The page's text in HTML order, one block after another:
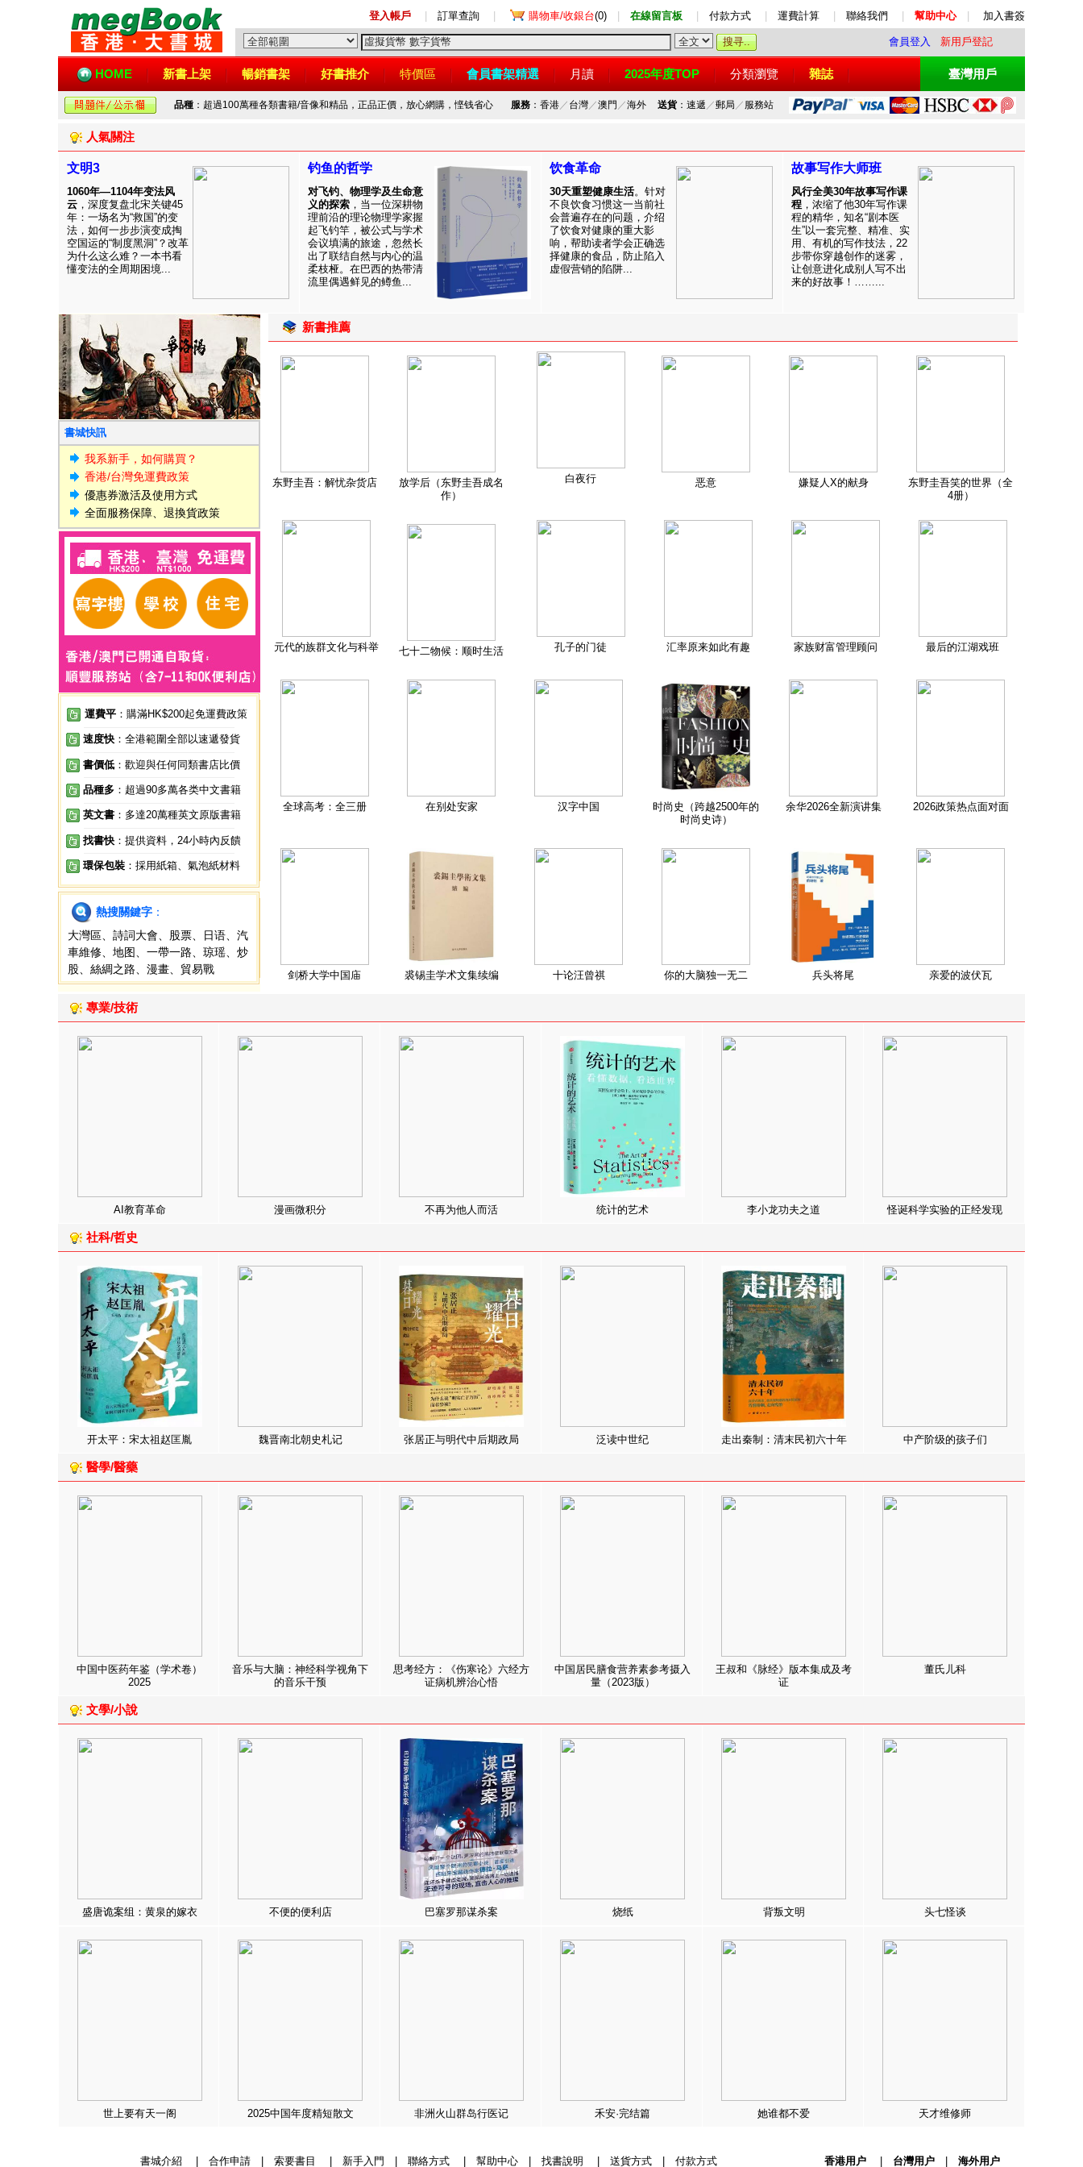
登入帳戶 訂單查詢 購物車/收銀台(0) 在線留言板 付款方式 運費計算 聯絡我們 幫助中心 加入書簽
會員登入 新用戶登記
HOME 新書上架 暢銷書架 好書推介 特價區 會員書架精選 月讀 2025年度TOP 分類瀏覽 雜誌 臺灣用戶
品種 ：超過100萬種各類書籍/音像和精品，正品正價，放心網購，悭钱省心 服務：香港／ 台灣／澳門 ／海外 送貨：速遞 ／郵局 ／ 服務站
人氣關注
文明3
1060年—1104年变法风
云 ，深度复盘北宋关键45
年：一场名为“救国”的变
法，如何一步步演变成掏
空国运的“制度黑洞”？改革
为什么这么难？一本书看
懂变法的全周期困境...
钓鱼的哲学
对飞钓、物理学及生命意
义的探索 ，当一位深耕物
理前沿的理论物理学家握
起飞钓竿，被公式与学术
会议填满的旅途，忽然长
出了联结自然与内心的温
柔枝桠。在巴西的热带清
流里偶遇鲜见的鳟鱼...
饮食革命
30天重塑健康生活。针对
不良饮食习惯这一当前社
会普遍存在的问题，介绍
了饮食对健康的重大影
响，帮助读者学会正确选
择健康的食品，防止陷入
虚假营销的陷阱...
故事写作大师班
风行全美30年故事写作课
程 ，浓缩了他30年写作课
程的精华，知名“剧本医
生”以一套完整、精准、实
用、有机的写作技法，22
步带你穿越创作的迷雾，
让创意进化成别人写不出
来的好故事！……...
書城快訊
我系新手，如何購買？
香港/台灣免運費政策
優惠券激活及使用方式
全面服務保障、退換貨政策
運費平 ：購滿HK$200起免運費政策
速度快 ：全港範圍全部以速遞發貨
書價低 ：歡迎與任何同類書店比價
品種多 ：超過90多萬各类中文書籍
英文書 ：多達20萬種英文原版書籍
找書快 ：提供資料，24小時內反饋
環保包裝 ：採用紙箱、氣泡紙材料
熱搜關鍵字 ：
大灣區
詩詞大會 股票 日语
汽
車維修
地图 一帶一路 琼瑶
炒
股
絲綢之路 漫畫 貿易戰
新書推薦
东野圭吾：解忧杂货店
放学后（东野圭吾成名
作）
白夜行 恶意 嫌疑人X的献身
东野圭吾笑的世界（全
4册）
元代的族群文化与科举 七十二物候：顺时生活 孔子的门徒 汇率原来如此有趣 家族财富管理顾问 最后的江湖戏班
全球高考：全三册 在别处安家 汉字中国
时尚史（跨越2500年的
时尚史诗）
余华2026全新演讲集 2026政策热点面对面
剑桥大学中国庙 裘锡圭学术文集续编 十论汪曾祺 你的大脑独一无二 兵头将尾 亲爱的波伏瓦
專業/技術
AI教育革命 漫画微积分 不再为他人而活 统计的艺术 李小龙功夫之道 怪诞科学实验的正经发现
社科/哲史
开太平：宋太祖赵匡胤 魏晋南北朝史札记 张居正与明代中后期政局 泛读中世纪 走出秦制：清末民初六十年 中产阶级的孩子们
醫學/醫藥
中国中医药年鉴（学术卷）
2025
音乐与大脑：神经科学视角下
的音乐干预
思考经方：《伤寒论》六经方
证病机辨治心悟
中国居民膳食营养素参考摄入
量（2023版）
王叔和《脉经》版本集成及考
证
董氏儿科
文學/小說
盛唐诡案组：黄泉的嫁衣 不便的便利店 巴塞罗那谋杀案 烧纸 背叛文明 头七怪谈
世上要有天一阁 2025中国年度精短散文 非洲火山群岛行医记 禾安·完结篇 她谁都不爱 天才维修师
書城介紹 合作申請| 索要書目 新手入門 聯絡方式| 幫助中心| 找書說明 送貨方式| 付款方式 香港用户| 台灣用户| 海外用户